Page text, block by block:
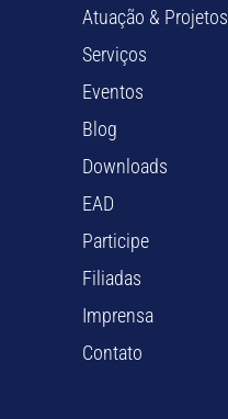
Atuação & Projetos
Serviços
Eventos
Blog
Downloads
EAD
Participe
Filiadas
Imprensa
Contato